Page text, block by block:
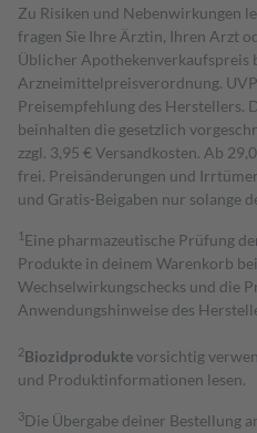
Zu Risiken und Nebenwirkungen
fragen Sie Ihre Ärztin, Ihren Arzt
Üblicher Apothekenverkaufspreis
Arzneimittelpreisverordnung.
Preisempfehlung des Herstellers.
beinhalten die gesetzlich
zzgl. 3,95 € Versandkosten. Ab
frei. Preisänderungen und
und Gratis-Beigaben nur solange
1 Eine pharmazeutische Prüfung
Produkte in deinem Warenkorb
Wechselwirkungschecks und die
Anwendungshinweise des
2Biozidproduktevorsichtig
und Produktinformationen lesen.
3Die Übergabe deiner Bestellung